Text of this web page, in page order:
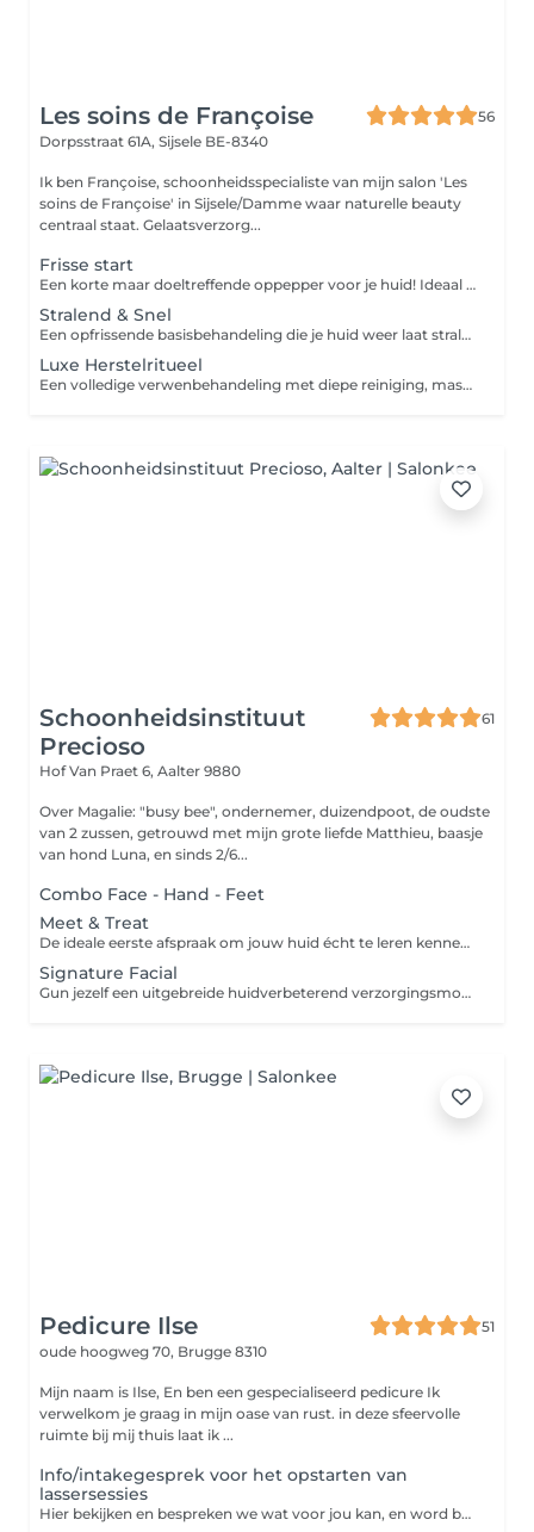
Les soins de Françoise
56
Dorpsstraat 61A, Sijsele BE-8340
Ik ben Françoise, schoonheidsspecialiste van mijn salon 'Les
soins de Françoise' in Sijsele/Damme waar naturelle beauty
centraal staat. Gelaatsverzorg...
Frisse start
Een korte maar doeltreffende oppepper voor je huid! Ideaal tussen twee behandelingen door of als kennismaking met gelaatsverzorging. Reiniging Dieptereiniging Tonic Afwerking met gezichtscrème
Stralend & Snel
Een opfrissende basisbehandeling die je huid weer laat stralen. Ideaal voor wie snel resultaat wil met een gezonde glow. Reiniging Dieptereiniging Tonic Epilatie Scrub Crème-masker Tonic Afwerking met gezichtscrème
Luxe Herstelritueel
Een volledige verwenbehandeling met diepe reiniging, masker, massage en verzorging op maat. Pure ontspanning voor je huid én je geest. Reiniging Dieptereiniging Tonic Epilatie Scrub/peeling Gelaatsmassage Alginaat/kleimasker of andere volgens noden van de huid Tonic Afwerking met serum en gezichtscrème
Schoonheidsinstituut
Precioso
61
Hof Van Praet 6, Aalter 9880
Over Magalie: "busy bee", ondernemer, duizendpoot, de oudste
van 2 zussen, getrouwd met mijn grote liefde Matthieu, baasje
van hond Luna, en sinds 2/6...
Combo Face - Hand - Feet
Meet & Treat
De ideale eerste afspraak om jouw huid écht te leren kennen. Tijdens deze behandeling neem ik uitgebreid de tijd voor een intakegesprek en een grondige huidanalyse. Op basis daarvan geniet je van een volledig gepersonaliseerde gelaatsverzorging, afgestemd op de noden van jouw huid! Na de behandeling ontvang je een persoonlijk huidverbeteringsplan met advies over de meest geschikte vervolgbehandelingen en thuisverzorging, zodat we samen kunnen werken aan een gezonde en stralende huid. Ondertussen kan je ontspannen en genieten van een drankje, zodat jouw eerste bezoek niet alleen informatief, maar ook een echt verwenmoment wordt! (Deze afspraak wordt aangeraden bij een eerste keer of vervolgafspraak van +6maand)
Signature Facial
Gun jezelf een uitgebreide huidverbeterend verzorgingsmoment waarbij ontspanning en resultaat hand in hand gaan. na een grondige huidanalyse wordt de behandeling volledig afgestemd op de behoeften van jouw huid. Dankzij extra tijd is er ruimte voor aanvullende technieken en een diepere verzorging, zodat je huid optimaal kan herstellen, voeden en stralen! Elke Signiture Facial is uniek, omdat jouw huid centraal staat. Zo krijg je telkens de behandeling die op dat moment het meest effect heeft!
Pedicure Ilse
51
oude hoogweg 70, Brugge 8310
Mijn naam is Ilse, En ben een gespecialiseerd pedicure Ik
verwelkom je graag in mijn oase van rust. in deze sfeervolle
ruimte bij mij thuis laat ik ...
Info/intakegesprek voor het opstarten van
lassersessies
Hier bekijken en bespreken we wat voor jou kan, en word besproken wanneer het opstartten kan beginnen